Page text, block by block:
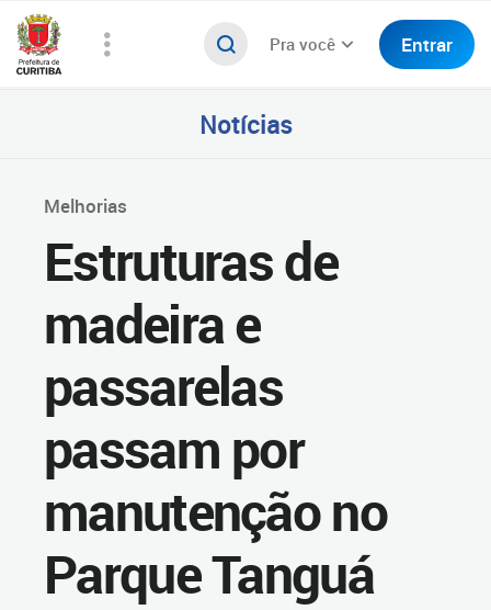
Pra você Entrar
Notícias
Melhorias
Estruturas de
madeira e
passarelas
passam por
manutenção no
Parque Tanguá